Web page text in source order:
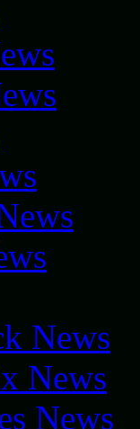
News
News
News